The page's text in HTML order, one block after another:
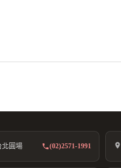
北圓場 (02)2571-1991